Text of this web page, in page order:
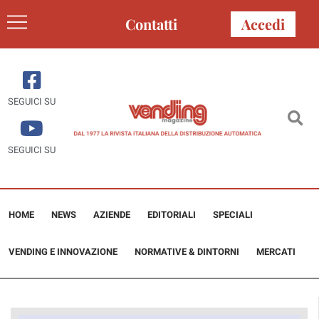
Contatti Accedi
SEGUICI SU
SEGUICI SU
HOME NEWS AZIENDE EDITORIALI SPECIALI
VENDING E INNOVAZIONE NORMATIVE & DINTORNI MERCATI